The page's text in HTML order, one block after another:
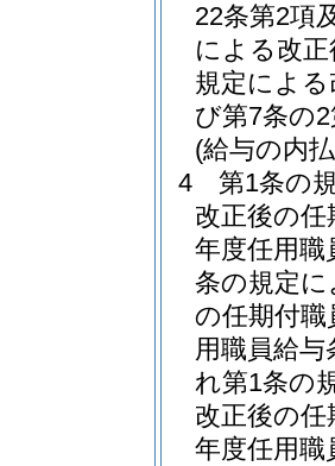
22条第2項
による改
規定によ
び第7条の
(給与の内
4
第1条の
改正後の
年度任用
条の規定
の任期付
用職員給
れ第1条の
改正後の
年度任用